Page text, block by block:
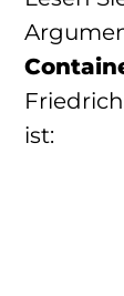
ist: